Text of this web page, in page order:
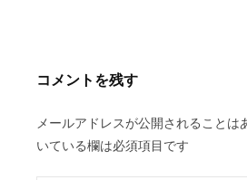
ン
コメントを残す
メールアドレスが公開されることは
いている欄は必須項目です